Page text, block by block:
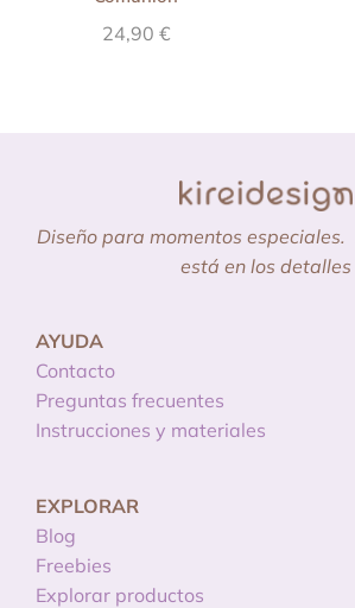
24,90 €
Diseño para momentos especiales.
está en los detalles
AYUDA
Contacto
Preguntas frecuentes
Instrucciones y materiales
EXPLORAR
Blog
Freebies
Explorar productos